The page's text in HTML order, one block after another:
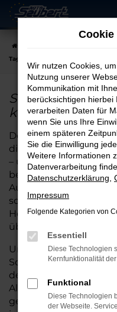
Zum
Hauptinhalt
springen
Tageszulassung online kaufen
Seat Tarraco
kaufen
Der Kauf eines
die clevere
– und bei Auto
besonders attraktiv.
Auswahl an Seat-
sofort verfügbar sind
Herstellergarantie
überzeugen.
Unsere langjährige
Sortiment
der Wahl des
Alle Fahrzeuge mit
gepflegt, wenig
Cookie
Wir nutzen Cookies,
Nutzung unserer
Kommunikation mit
berücksichtigen
verarbeiten Daten für
wenn Sie uns Ihre
einem späteren
Sie die Einwilligung
Weitere Informationen
Datenverarbeitung
Datenschutzerklärung
Impressum
Folgende Kategorien von
Essentiell
Diese Technologien
Kernfunktionalität
Funktional
Diese Technologien
der Webseite.